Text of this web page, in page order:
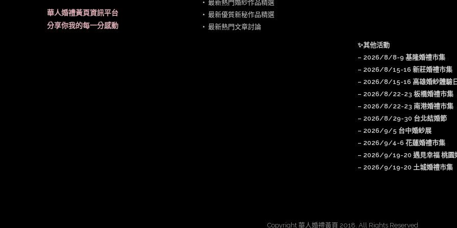
華人婚禮黃頁資訊平台
分享你我的每一分感動
• 最新熱門婚紗作品精選
• 最新優質新秘作品精選
• 最新熱門文章討論
✨其他活動
– 2026/8/8-9 基隆婚禮市集
– 2026/8/15-16 新莊婚禮市集
– 2026/8/15-16 高雄婚紗體驗日
– 2026/8/22-23 板橋婚禮市集
– 2026/8/22-23 南港婚禮市集
– 2026/8/29-30 台北結婚節
– 2026/9/5 台中婚紗展
– 2026/9/4-6 花蓮婚禮市集
– 2026/9/19-20 遇見幸福 桃園
– 2026/9/19-20 土城婚禮市集
Copyright 華人婚禮黃頁 2018. All Rights Reserved